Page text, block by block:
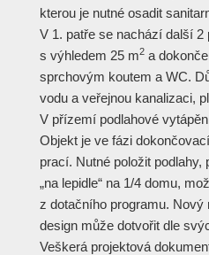
kterou je nutné osadit
V 1. patře se nachází další 2
s výhledem 25 m2 a
sprchovým koutem a WC.
vodu a veřejnou kanalizaci,
V přízemí podlahové
Objekt je ve fázi
prací. Nutné položit podlahy,
„na lepidle“ na 1/4 domu,
z dotačního programu. Nový
design může dotvořit dle
Veškerá projektová